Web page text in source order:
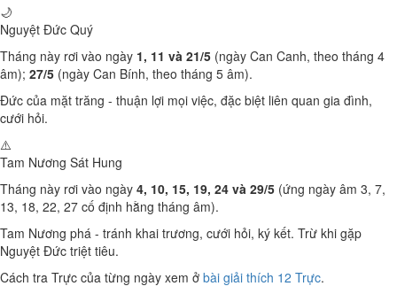
🌙
Nguyệt Đức Quý
Tháng này rơi vào ngày 1, 11 và 21/5 (ngày Can Canh, theo tháng 4
âm); 27/5 (ngày Can Bính, theo tháng 5 âm).
Đức của mặt trăng - thuận lợi mọi việc, đặc biệt liên quan gia đình,
cưới hỏi.
⚠️
Tam Nương Sát Hung
Tháng này rơi vào ngày 4, 10, 15, 19, 24 và 29/5 (ứng ngày âm 3, 7,
13, 18, 22, 27 cố định hằng tháng âm).
Tam Nương phá - tránh khai trương, cưới hỏi, ký kết. Trừ khi gặp
Nguyệt Đức triệt tiêu.
Cách tra Trực của từng ngày xem ở bài giải thích 12 Trực.